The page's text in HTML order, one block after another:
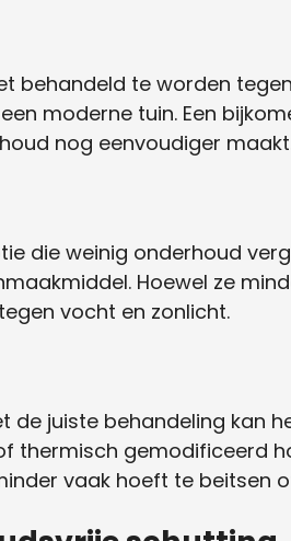
behandeld te worden
moderne tuin. Een
nog eenvoudiger
die weinig onderhoud
Hoewel ze
vocht en zonlicht.
juiste behandeling kan
thermisch gemodificeerd
vaak hoeft te beitsen